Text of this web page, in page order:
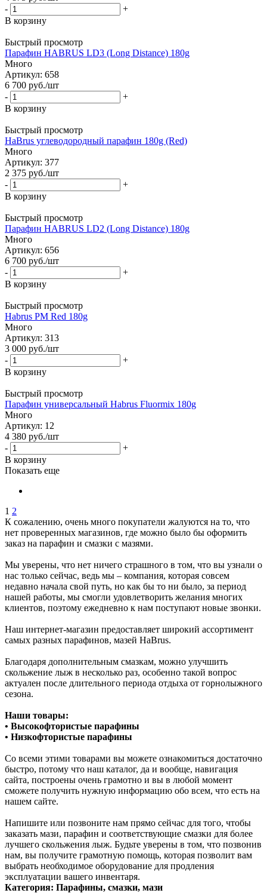
-
+
В корзину
Быстрый просмотр
Парафин HABRUS LD3 (Long Distance) 180g
Много
Артикул: 658
6 700 руб./шт
-
+
В корзину
Быстрый просмотр
HaBrus углеводородный парафин 180g (Red)
Много
Артикул: 377
2 375 руб./шт
-
+
В корзину
Быстрый просмотр
Парафин HABRUS LD2 (Long Distance) 180g
Много
Артикул: 656
6 700 руб./шт
-
+
В корзину
Быстрый просмотр
Habrus PM Red 180g
Много
Артикул: 313
3 000 руб./шт
-
+
В корзину
Быстрый просмотр
Парафин универсальный Habrus Fluormix 180g
Много
Артикул: 12
4 380 руб./шт
-
+
В корзину
Показать еще
1 2
К сожалению, очень много покупатели жалуются на то, что
нет проверенных магазинов, где можно было бы оформить
заказ на парафин и смазки с мазями.
Мы уверены, что нет ничего страшного в том, что вы узнали о
нас только сейчас, ведь мы – компания, которая совсем
недавно начала свой путь, но как бы то ни было, за период
нашей работы, мы смогли удовлетворить желания многих
клиентов, поэтому ежедневно к нам поступают новые звонки.
Наш интернет-магазин предоставляет широкий ассортимент
самых разных парафинов, мазей HaBrus.
Благодаря дополнительным смазкам, можно улучшить
скольжение лыж в несколько раз, особенно такой вопрос
актуален после длительного периода отдыха от горнолыжного
сезона.
Наши товары:
• Высокофтористые парафины
• Низкофтористые парафины
Со всеми этими товарами вы можете ознакомиться достаточно
быстро, потому что наш каталог, да и вообще, навигация
сайта, построены очень грамотно и вы в любой момент
сможете получить нужную информацию обо всем, что есть на
нашем сайте.
Напишите или позвоните нам прямо сейчас для того, чтобы
заказать мази, парафин и соответствующие смазки для более
лучшего скольжения лыж. Будьте уверены в том, что позвонив
нам, вы получите грамотную помощь, которая позволит вам
выбрать необходимое оборудование для продления
эксплуатации вашего инвентаря.
Категория: Парафины, смазки, мази